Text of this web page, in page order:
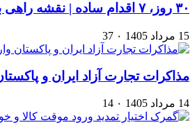
۳۰ روز، ۷ اقدام ساده | نقشه راهی برای رشد یک کسب‌وکار اینترنتی
15 مرداد 1405 ۰ 37
مذاکرات تجارت آزاد ایران و
14 مرداد 1405 ۰ 14